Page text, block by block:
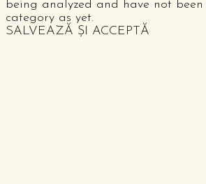
being analyzed and have not
category as yet.
SALVEAZĂ ȘI ACCEPTĂ